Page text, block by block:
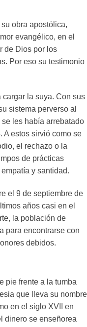
obra apostólica,
evangélico, en el
de Dios por los
Por eso su testimonio
la suya. Con sus
sistema perverso al
les había arrebatado
A estos sirvió como se
el rechazo o la
de prácticas
y santidad.
el 9 de septiembre de
años casi en el
la población de
para encontrarse con
debidos.
pie frente a la tumba
que lleva su nombre
en el siglo XVII en
dinero se enseñorea